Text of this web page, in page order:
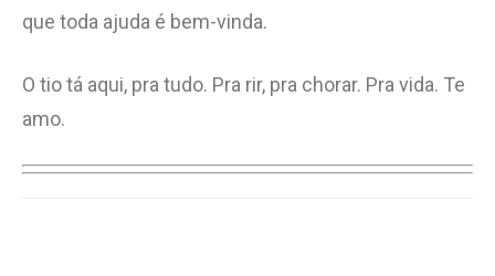
que toda ajuda é bem-vinda.
O tio tá aqui, pra tudo. Pra rir, pra chorar. Pra vida. Te
amo.